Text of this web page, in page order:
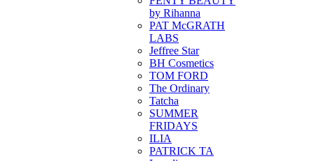
by Rihanna
PAT McGRATH
LABS
Jeffree Star
BH Cosmetics
TOM FORD
The Ordinary
Tatcha
SUMMER
FRIDAYS
ILIA
PATRICK TA